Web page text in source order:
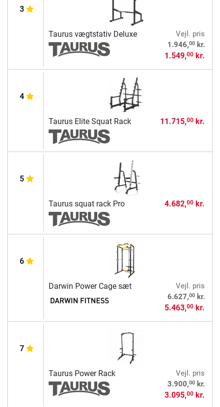
3
Taurus vægtstativ Deluxe
Vejl. pris
1.946,00kr.
1.549,00kr.
4
Taurus Elite Squat Rack 11.715,00kr.
5
Taurus squat rack Pro 4.682,00kr.
6
Darwin Power Cage sæt
Vejl. pris
6.627,00kr.
5.463,00kr.
7
Taurus Power Rack
Vejl. pris
3.900,00kr.
3.095,00kr.